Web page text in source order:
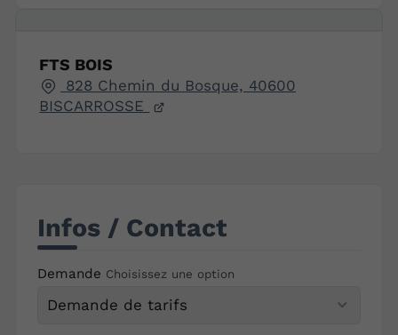
FTS BOIS
828 Chemin du Bosque, 40600
BISCARROSSE
Infos / Contact
Demande Choisissez une option